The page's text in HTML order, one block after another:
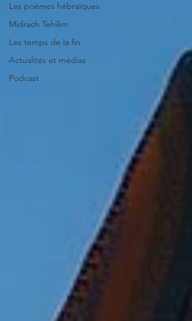
Les poèmes hébraïques
Midrach Tehilim
Les temps de la fin
Actualités et médias
Podcast